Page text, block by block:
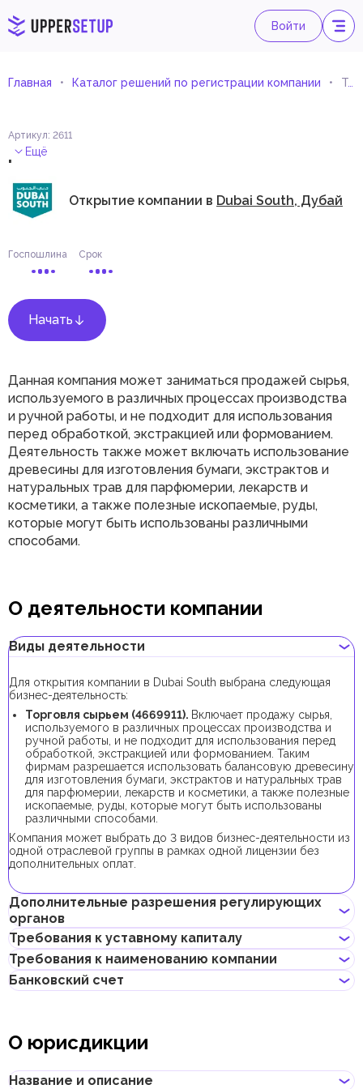
Войти
Главная Каталог решений по регистрации компании Торговля сырьем
Артикул: 2611
. Ещё
Открытие компании в Dubai South, Дубай
Госпошлина Срок
Начать
Данная компания может заниматься продажей сырья,
используемого в различных процессах производства
и ручной работы, и не подходит для использования
перед обработкой, экстракцией или формованием.
Деятельность также может включать использование
древесины для изготовления бумаги, экстрактов и
натуральных трав для парфюмерии, лекарств и
косметики, а также полезные ископаемые, руды,
которые могут быть использованы различными
способами.
О деятельности компании
Виды деятельности
Для открытия компании в Dubai South выбрана следующая
бизнес-деятельность:
Торговля сырьем (4669911). Включает продажу сырья,
используемого в различных процессах производства и
ручной работы, и не подходит для использования перед
обработкой, экстракцией или формованием. Таким
фирмам разрешается использовать балансовую древесину
для изготовления бумаги, экстрактов и натуральных трав
для парфюмерии, лекарств и косметики, а также полезные
ископаемые, руды, которые могут быть использованы
различными способами.
Компания может выбрать до 3 видов бизнес-деятельности из
одной отраслевой группы в рамках одной лицензии без
дополнительных оплат.
Дополнительные разрешения регулирующих
органов
Для регистрации компании с данным видом бизнес-
деятельности получение дополнительных разрешений не
требуется.
Требования к уставному капиталу
Минимальный уставной капитал для компаний Dubai South
составляет 300 000 AED. Его внесение является
Требования к наименованию компании
Не должно нарушать законов страны или содержать
Не должно нарушать прав интеллектуальной
собственности третьей стороны
Не может совпадать или быть похожим на локальные/
глобальные бренды и зарегистрированные товарные знаки
Банковский счет
электронных (digital) банках и платежных системах.
следует учитывать такие факторы, как уровень обслуживания,
О юрисдикции
Название и описание